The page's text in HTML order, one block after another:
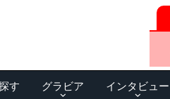
す グラビア インタビュー